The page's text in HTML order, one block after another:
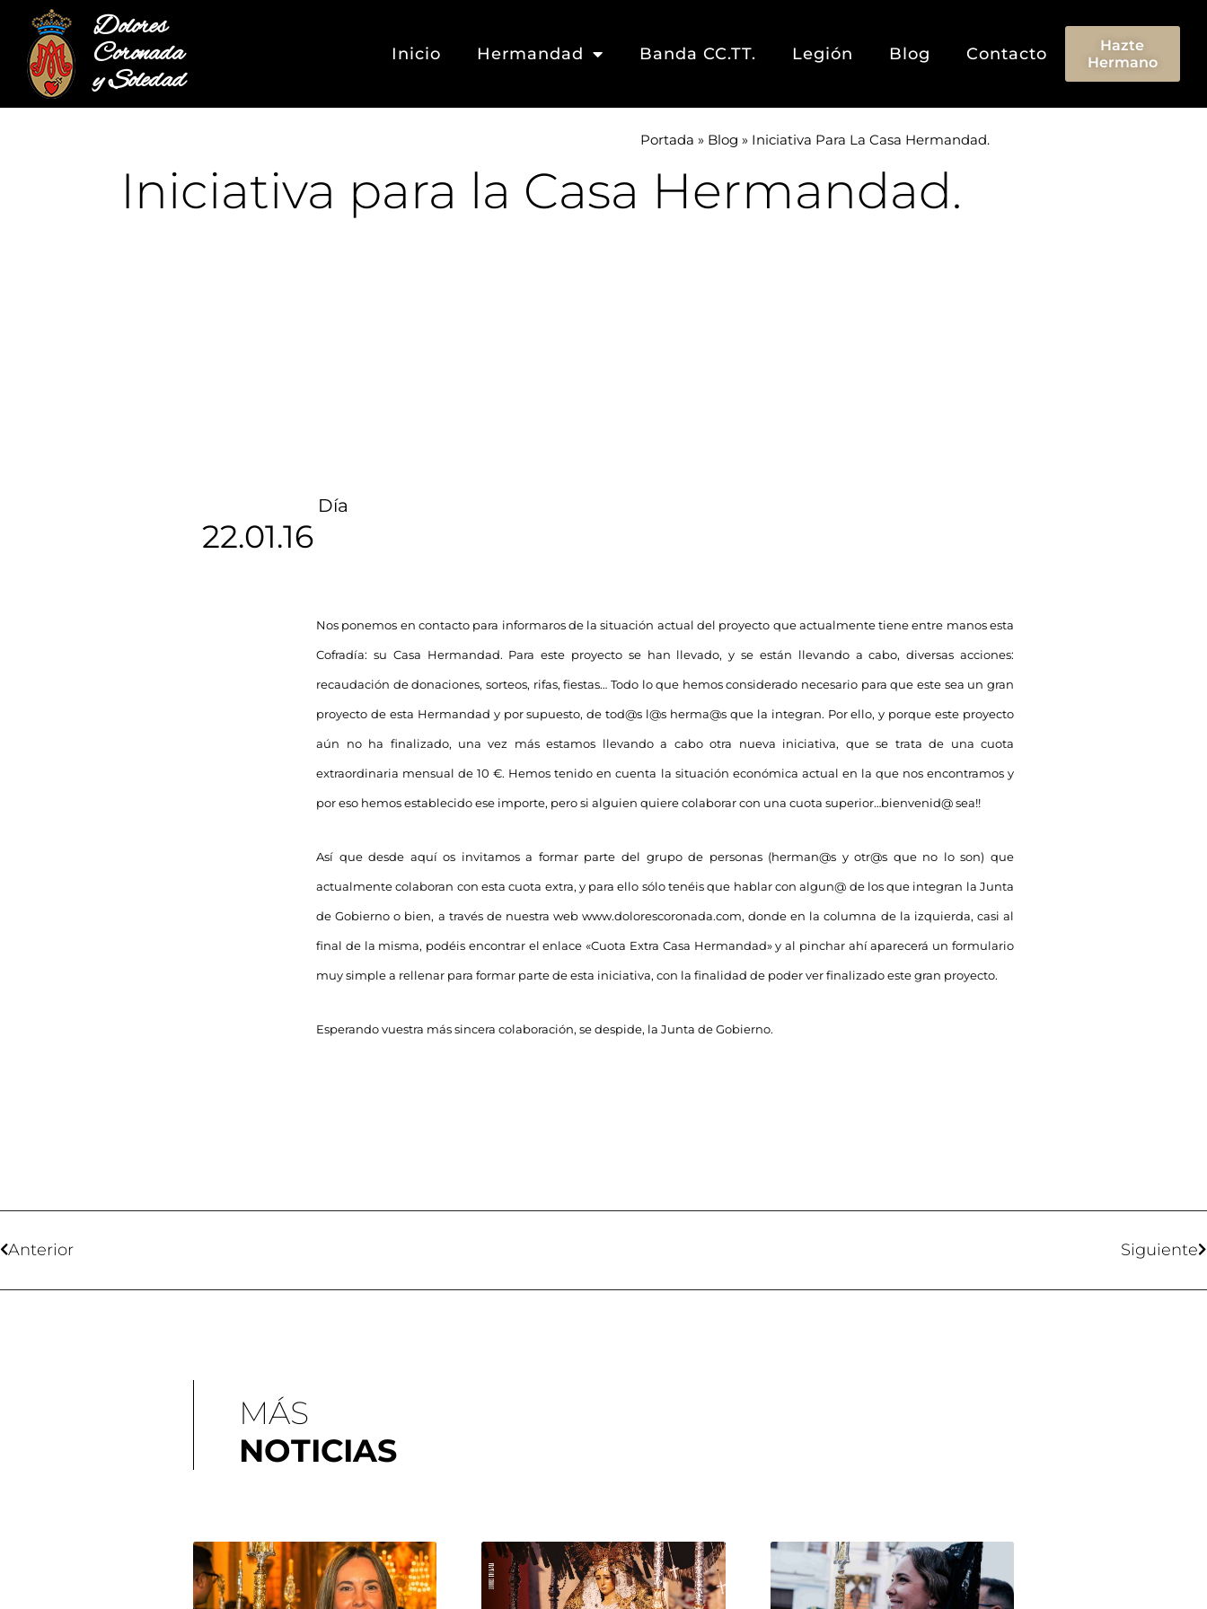
Dolores
Coronada
y Soledad
Inicio Hermandad Banda CC.TT. Legión Blog Contacto
Hazte
Hermano
Portada » Blog » Iniciativa Para La Casa Hermandad.
Iniciativa para la Casa Hermandad.
Día
22.01.16
Nos ponemos en contacto para informaros de la situación actual del proyecto que actualmente tiene entre manos esta
Cofradía: su Casa Hermandad. Para este proyecto se han llevado, y se están llevando a cabo, diversas acciones:
recaudación de donaciones, sorteos, rifas, fiestas… Todo lo que hemos considerado necesario para que este sea un gran
proyecto de esta Hermandad y por supuesto, de tod@s l@s herma@s que la integran. Por ello, y porque este proyecto
aún no ha finalizado, una vez más estamos llevando a cabo otra nueva iniciativa, que se trata de una cuota
extraordinaria mensual de 10 €. Hemos tenido en cuenta la situación económica actual en la que nos encontramos y
por eso hemos establecido ese importe, pero si alguien quiere colaborar con una cuota superior…bienvenid@ sea!!
Así que desde aquí os invitamos a formar parte del grupo de personas (herman@s y otr@s que no lo son) que
actualmente colaboran con esta cuota extra, y para ello sólo tenéis que hablar con algun@ de los que integran la Junta
de Gobierno o bien, a través de nuestra web www.dolorescoronada.com, donde en la columna de la izquierda, casi al
final de la misma, podéis encontrar el enlace «Cuota Extra Casa Hermandad» y al pinchar ahí aparecerá un formulario
muy simple a rellenar para formar parte de esta iniciativa, con la finalidad de poder ver finalizado este gran proyecto.
Esperando vuestra más sincera colaboración, se despide, la Junta de Gobierno.
Anterior Siguiente
MÁS
NOTICIAS